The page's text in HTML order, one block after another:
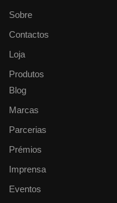
Sobre
Contactos
Loja
Produtos
Blog
Marcas
Parcerias
Prémios
Imprensa
Eventos